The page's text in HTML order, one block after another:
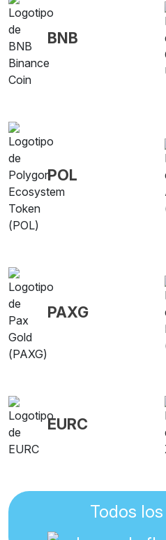
BNB
POL
PAXG
EURC
Todos